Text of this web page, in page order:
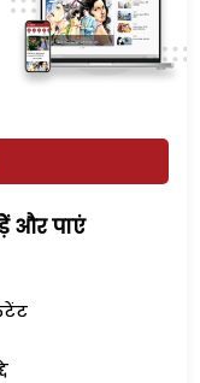
और पाएं